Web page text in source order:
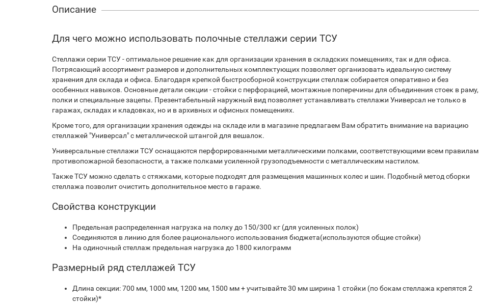
Описание
Для чего можно использовать полочные стеллажи серии ТСУ
Стеллажи серии ТСУ - оптимальное решение как для организации хранения в складских помещениях, так и для офиса.
Потрясающий ассортимент размеров и дополнительных комплектующих позволяет организовать идеальную систему
хранения для склада и офиса. Благодаря крепкой быстросборной конструкции стеллаж собирается оперативно и без
особенных навыков. Основные детали секции - стойки с перфорацией, монтажные поперечины для объединения стоек в раму,
полки и специальные зацепы. Презентабельный наружный вид позволяет устанавливать стеллажи Универсал не только в
гаражах, складах и кладовках, но и в архивных и офисных помещениях.
Кроме того, для организации хранения одежды на складе или в магазине предлагаем Вам обратить внимание на вариацию
стеллажей "Универсал" с металлической штангой для вешалок.
Универсальные стеллажи ТСУ оснащаются перфорированными металлическими полками, соответствующими всем правилам
противопожарной безопасности, а также полками усиленной грузоподъемности с металлическим настилом.
Также ТСУ можно сделать с стяжками, которые подходят для размещения машинных колес и шин. Подобный метод сборки
стеллажа позволит очистить дополнительное место в гараже.
Свойства конструкции
Предельная распределенная нагрузка на полку до 150/300 кг (для усиленных полок)
Соединяются в линию для более рационального использования бюджета(используются общие стойки)
На одиночный стеллаж предельная нагрузка до 1800 килограмм
Размерный ряд стеллажей ТСУ
Длина секции: 700 мм, 1000 мм, 1200 мм, 1500 мм + учитывайте 30 мм ширина 1 стойки (по бокам стеллажа крепятся 2
стойки)*